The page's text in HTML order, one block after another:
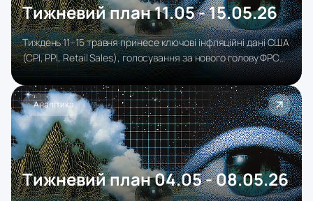
Тижневий план 11.05 - 15.05.26
Тиждень 11–15 травня принесе ключові інфляційні дані США
(CPI, PPI, Retail Sales), голосування за нового голову ФРС
та першу оцінку ВВП Британії, що визначатиме ринкові
очікування щодо монетарної політики.
Аналітика
Тижневий план 04.05 - 08.05.26